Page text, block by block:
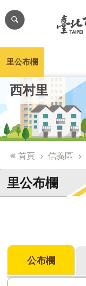
跳到主要內容區塊
尋
網
站
台
通
臺
北
市
牌
檢
西村里
里公布欄
首頁 信義區
里公布欄
公布欄